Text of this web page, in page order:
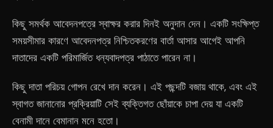
কিছু সমর্থক আবেদনপত্রে স্বাক্ষর করার দিনই অনুদান দেন। একটি সংক্ষিপ্ত
সময়সীমার কারণে আবেদনপত্র নিশ্চিতকরণের বার্তা আসার আগেই আপনি
দাতাদের একটি পরিমার্জিত ধন্যবাদপত্র পাঠাতে পারেন না।
কিছু দাতা পরিচয় গোপন রেখে দান করেন। এই পছন্দটি বজায় থাকে, এবং এই
স্বাগত জানানোর প্রক্রিয়াটি সেই ব্যক্তিগত ছোঁয়াকে চাপা দেয় যা একটি
বেনামী দানে বেমানান মনে হতো।